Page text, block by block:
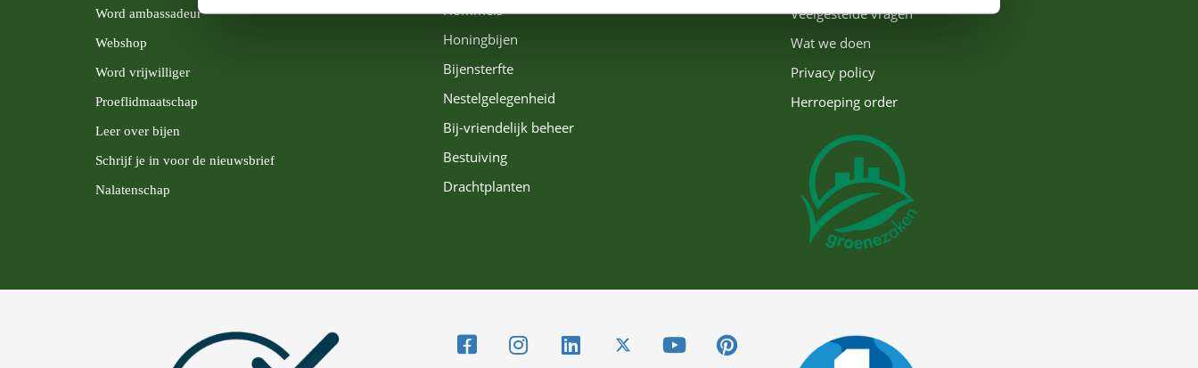
Word ambassadeur
Webshop
Word vrijwilliger
Proeflidmaatschap
Leer over bijen
Schrijf je in voor de nieuwsbrief
Nalatenschap
Hommels
Honingbijen
Bijensterfte
Nestelgelegenheid
Bij-vriendelijk beheer
Bestuiving
Drachtplanten
Veelgestelde vragen
Wat we doen
Privacy policy
Herroeping order